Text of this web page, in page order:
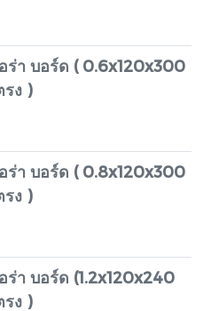
ร่า บอร์ด ( 0.6x120x300
ง )
ร่า บอร์ด ( 0.8x120x300
ง )
ร่า บอร์ด (1.2x120x240
ง )